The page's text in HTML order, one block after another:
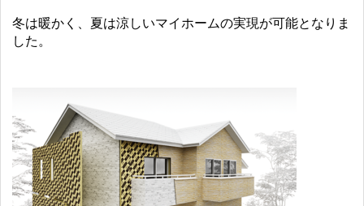
冬は暖かく、夏は涼しいマイホームの実現が可能となりま
した。